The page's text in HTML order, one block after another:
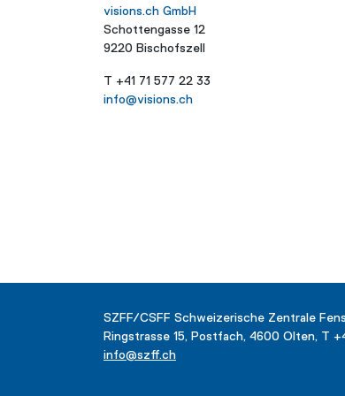
visions.ch GmbH
Schottengasse 12
9220 Bischofszell
T +41 71 577 22 33
info@visions.ch
SZFF/CSFF Schweizerische Zentrale
Ringstrasse 15, Postfach, 4600 Olten, T
info@szff.ch